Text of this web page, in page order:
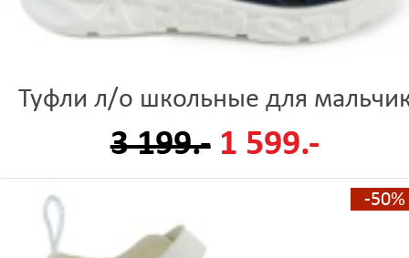
Туфли л/о школьные для
3 199.- 1 599.-
-50%